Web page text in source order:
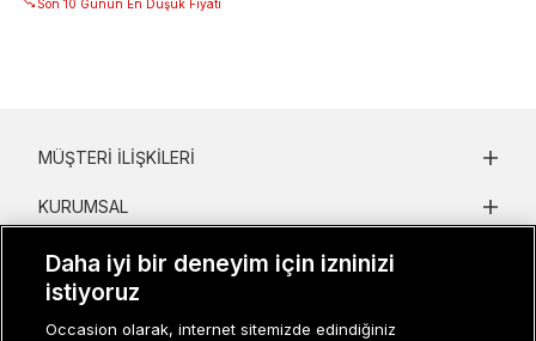
Son 10 Günün En Düşük Fiyatı
MÜŞTERI İLIŞKILERI
KURUMSAL
KADIN KATEGORILER
GRUP MARKALAR
Daha iyi bir deneyim için izninizi
istiyoruz
Occasion olarak, internet sitemizde edindiğiniz